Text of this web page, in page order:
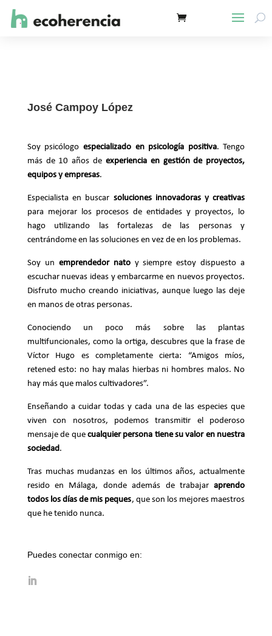
José Campoy López
Soy psicólogo especializado en psicología positiva. Tengo
más de 10 años de experiencia en gestión de proyectos,
equipos y empresas.
Especialista en buscar soluciones innovadoras y creativas
para mejorar los procesos de entidades y proyectos, lo
hago utilizando las fortalezas de las personas y
centrándome en las soluciones en vez de en los problemas.
Soy un emprendedor natoy siempre estoy dispuesto a
escuchar nuevas ideas y embarcarme en nuevos proyectos.
Disfruto mucho creando iniciativas, aunque luego las deje
en manos de otras personas.
Conociendo un poco más sobre las plantas
multifuncionales, como la ortiga, descubres que la frase de
Víctor Hugo es completamente cierta: “Amigos míos,
retened esto: no hay malas hierbas ni hombres malos. No
hay más que malos cultivadores”.
Enseñando a cuidar todas y cada una de las especies que
viven con nosotros, podemos transmitir el poderoso
mensaje de que cualquier persona tiene su valor en nuestra
sociedad.
Tras muchas mudanzas en los últimos años, actualmente
resido en Málaga, donde además de trabajaraprendo
todos los días de mis peques, que son los mejores maestros
que he tenido nunca.
Puedes conectar conmigo en: